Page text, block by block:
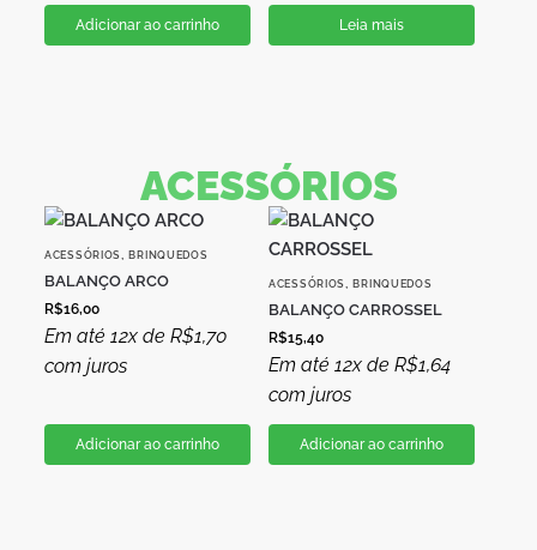
Adicionar ao carrinho Leia mais
ACESSÓRIOS
ACESSÓRIOS ,BRINQUEDOS
BALANÇO ARCO
R$16,00
Em até 12x de R$1,70
com juros
Adicionar ao carrinho
ACESSÓRIOS ,BRINQUEDOS
BALANÇO CARROSSEL
R$15,40
Em até 12x de R$1,64
com juros
Adicionar ao carrinho